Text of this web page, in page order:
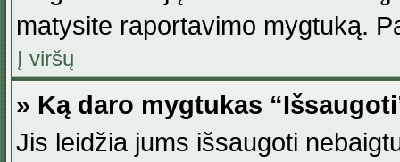
matysite raportavimo mygtuką.
Į viršų
» Ką daro mygtukas
Jis leidžia jums išsaugoti